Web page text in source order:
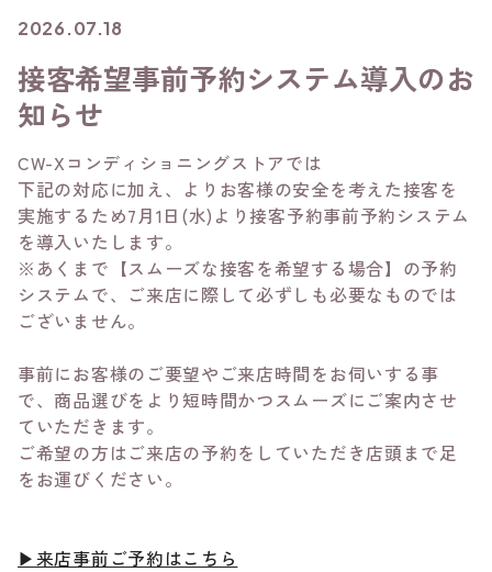
2026.07.18
接客希望事前予約システム導入のお
知らせ
CW-Xコンディショニングストアでは
下記の対応に加え、よりお客様の安全を考えた接客を
実施するため7月1日(水)より接客予約事前予約システム
を導入いたします。
※あくまで【スムーズな接客を希望する場合】の予約
システムで、ご来店に際して必ずしも必要なものでは
ございません。
事前にお客様のご要望やご来店時間をお伺いする事
で、商品選びをより短時間かつスムーズにご案内させ
ていただきます。
​ご希望の方はご来店の予約をしていただき店頭まで足
をお運びください。​
▶来店事前ご予約はこちら